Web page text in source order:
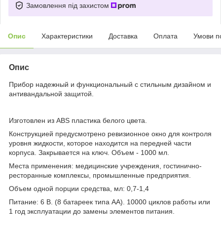
Замовлення під захистом
Опис Характеристики Доставка Оплата Умови
Опис
Прибор надежный и функциональный с стильным дизайном и
антивандальной защитой.
Изготовлен из ABS пластика белого цвета.
Конструкцией предусмотрено ревизионное окно для контроля
уровня жидкости, которое находится на передней части
корпуса. Закрывается на ключ. Объем - 1000 мл.
Места применения: медицинские учреждения, гостинично-
ресторанные комплексы, промышленные предприятия.
Объем одной порции средства, мл: 0,7-1,4
Питание: 6 В. (8 батареек типа АА). 10000 циклов работы или
1 год эксплуатации до замены элементов питания.